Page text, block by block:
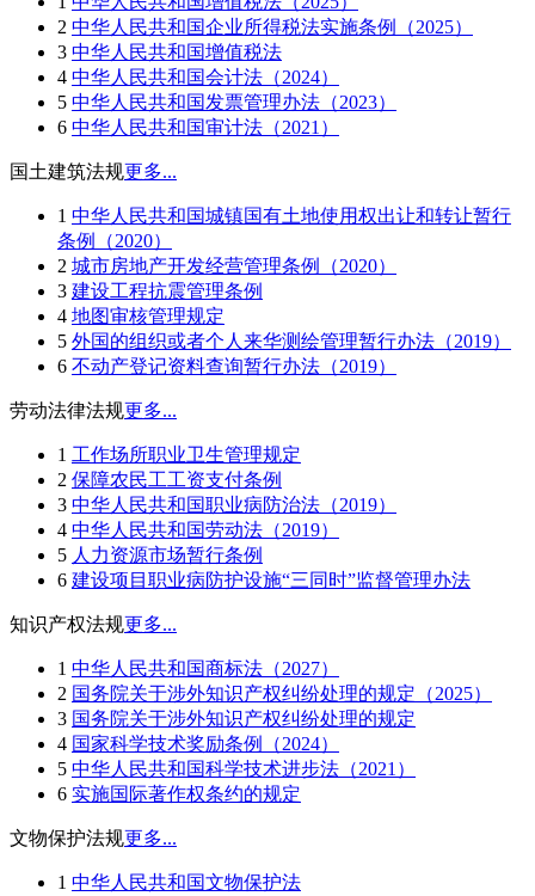
2 中华人民共和国企业所得税法实施条例（2025）
3 中华人民共和国增值税法
4 中华人民共和国会计法（2024）
5 中华人民共和国发票管理办法（2023）
6 中华人民共和国审计法（2021）
国土建筑法规更多...
1 中华人民共和国城镇国有土地使用权出让和转让暂行
条例（2020）
2 城市房地产开发经营管理条例（2020）
3 建设工程抗震管理条例
4 地图审核管理规定
5 外国的组织或者个人来华测绘管理暂行办法（2019）
6 不动产登记资料查询暂行办法（2019）
劳动法律法规更多...
1 工作场所职业卫生管理规定
2 保障农民工工资支付条例
3 中华人民共和国职业病防治法（2019）
4 中华人民共和国劳动法（2019）
5 人力资源市场暂行条例
6 建设项目职业病防护设施“三同时”监督管理办法
知识产权法规更多...
1 中华人民共和国商标法（2027）
2 国务院关于涉外知识产权纠纷处理的规定（2025）
3 国务院关于涉外知识产权纠纷处理的规定
4 国家科学技术奖励条例（2024）
5 中华人民共和国科学技术进步法（2021）
6 实施国际著作权条约的规定
文物保护法规更多...
1 中华人民共和国文物保护法